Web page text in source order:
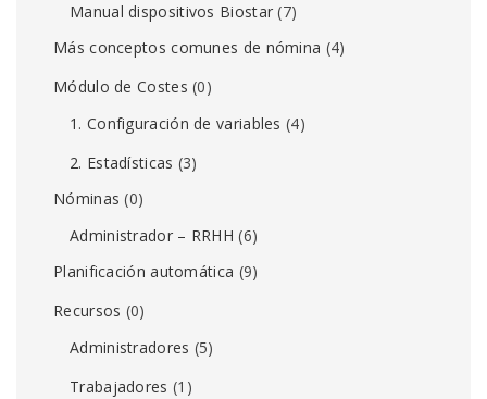
Manual dispositivos Biostar (7)
Más conceptos comunes de nómina (4)
Módulo de Costes (0)
1. Configuración de variables (4)
2. Estadísticas (3)
Nóminas (0)
Administrador – RRHH (6)
Planificación automática (9)
Recursos (0)
Administradores (5)
Trabajadores (1)